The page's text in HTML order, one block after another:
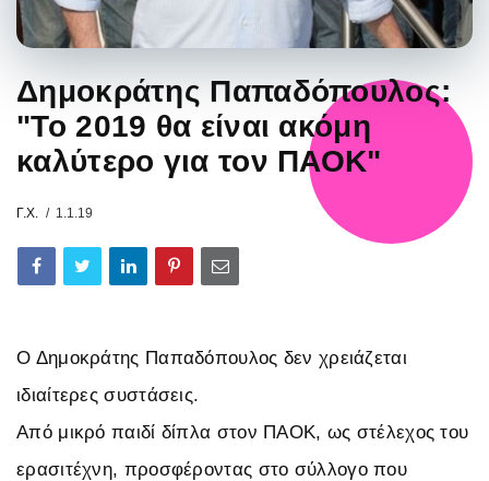
Δημοκράτης Παπαδόπουλος:
"Το 2019 θα είναι ακόμη
καλύτερο για τον ΠΑΟΚ"
Γ.Χ. 1.1.19
Ο Δημοκράτης Παπαδόπουλος δεν χρειάζεται
ιδιαίτερες συστάσεις.
Από μικρό παιδί δίπλα στον ΠΑΟΚ, ως στέλεχος του
ερασιτέχνη, προσφέροντας στο σύλλογο που